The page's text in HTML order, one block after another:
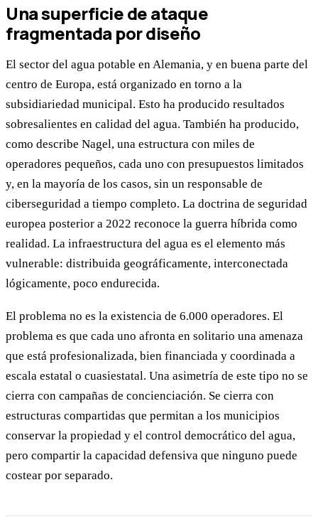
Una superficie de ataque
fragmentada por diseño
El sector del agua potable en Alemania, y en buena parte del
centro de Europa, está organizado en torno a la
subsidiariedad municipal. Esto ha producido resultados
sobresalientes en calidad del agua. También ha producido,
como describe Nagel, una estructura con miles de
operadores pequeños, cada uno con presupuestos limitados
y, en la mayoría de los casos, sin un responsable de
ciberseguridad a tiempo completo. La doctrina de seguridad
europea posterior a 2022 reconoce la guerra híbrida como
realidad. La infraestructura del agua es el elemento más
vulnerable: distribuida geográficamente, interconectada
lógicamente, poco endurecida.
El problema no es la existencia de 6.000 operadores. El
problema es que cada uno afronta en solitario una amenaza
que está profesionalizada, bien financiada y coordinada a
escala estatal o cuasiestatal. Una asimetría de este tipo no se
cierra con campañas de concienciación. Se cierra con
estructuras compartidas que permitan a los municipios
conservar la propiedad y el control democrático del agua,
pero compartir la capacidad defensiva que ninguno puede
costear por separado.